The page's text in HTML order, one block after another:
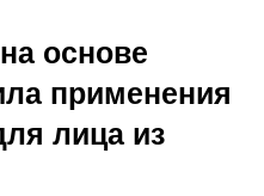
основе
применения
лица из